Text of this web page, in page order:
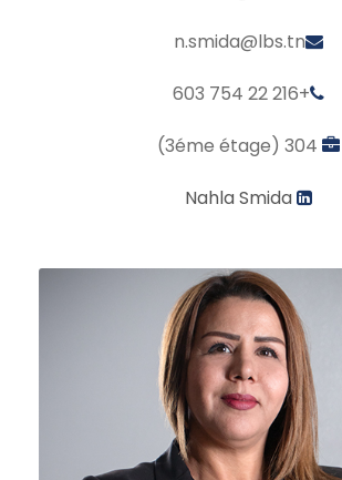
n.smida@lbs.tn
+216 22 754 603
Nahla Smida